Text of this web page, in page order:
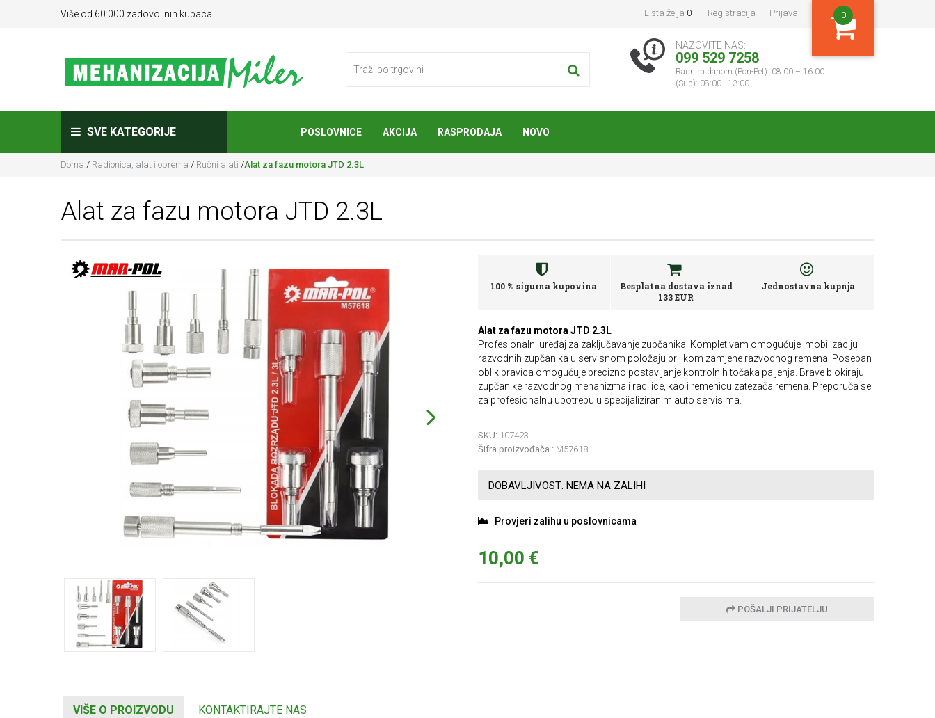
Više od 60.000 zadovoljnih kupaca Lista želja 0 Registracija Prijava 0
NAZOVITE NAS:
099 529 7258
Radnim danom (Pon-Pet): 08:00 – 16:00
(Sub): 08:00 - 13:00
SVE KATEGORIJE POSLOVNICE AKCIJA RASPRODAJA NOVO
Doma / Radionica, alat i oprema / Ručni alati /Alat za fazu motora JTD 2.3L
Alat za fazu motora JTD 2.3L
100 % sigurna kupovina
Besplatna dostava iznad
133 EUR
Jednostavna kupnja
Alat za fazu motora JTD 2.3L
Profesionalni uređaj za zaključavanje zupčanika. Komplet vam omogućuje imobilizaciju
razvodnih zupčanika u servisnom položaju prilikom zamjene razvodnog remena. Poseban
oblik bravica omogućuje precizno postavljanje kontrolnih točaka paljenja. Brave blokiraju
zupčanike razvodnog mehanizma i radilice, kao i remenicu zatezača remena. Preporuča se
za profesionalnu upotrebu u specijaliziranim auto servisima.
SKU: 107423
Šifra proizvođača : M57618
DOBAVLJIVOST: NEMA NA ZALIHI
Provjeri zalihu u poslovnicama
10,00 €
POŠALJI PRIJATELJU
VIŠE O PROIZVODU KONTAKTIRAJTE NAS